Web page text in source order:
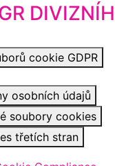
cookie GDPR
osobních údajů
soubory cookies
třetích stran